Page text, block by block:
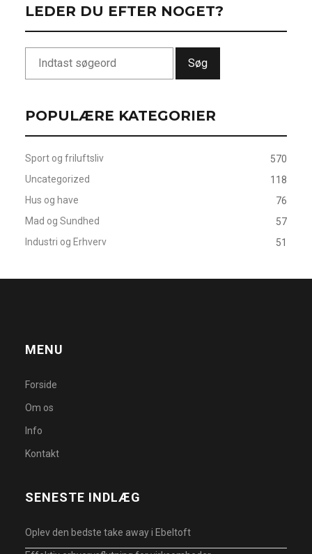
LEDER DU EFTER NOGET?
Søg
POPULÆRE KATEGORIER
Sport og friluftsliv
570
Uncategorized
118
Hus og have
76
Mad og Sundhed
57
Industri og Erhverv
51
MENU
Forside
Om os
Info
Kontakt
SENESTE INDLÆG
Oplev den bedste take away i Ebeltoft